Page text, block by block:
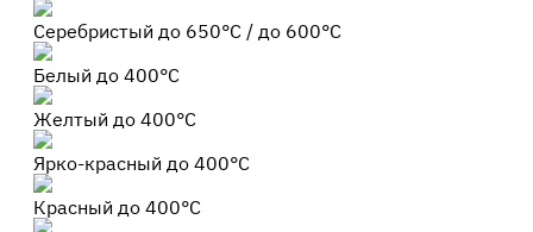
Серебристый до 650°С / до 600°С
Белый до 400°С
Желтый до 400°С
Ярко-красный до 400°С
Красный до 400°С